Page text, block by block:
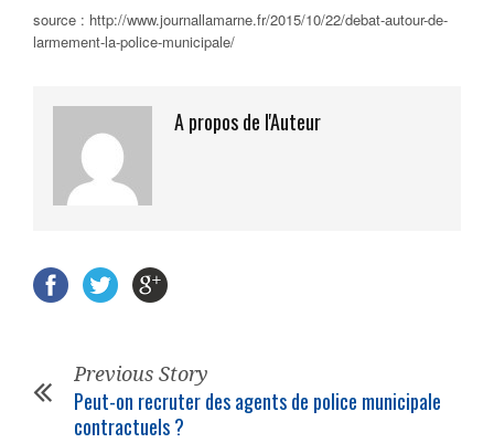
source : http://www.journallamarne.fr/2015/10/22/debat-autour-de-
larmement-la-police-municipale/
A propos de l'Auteur
Previous Story
Peut-on recruter des agents de police municipale
contractuels ?